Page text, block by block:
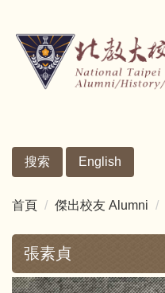
到
搜索 English
首頁 傑出校友 Alumni
張素貞